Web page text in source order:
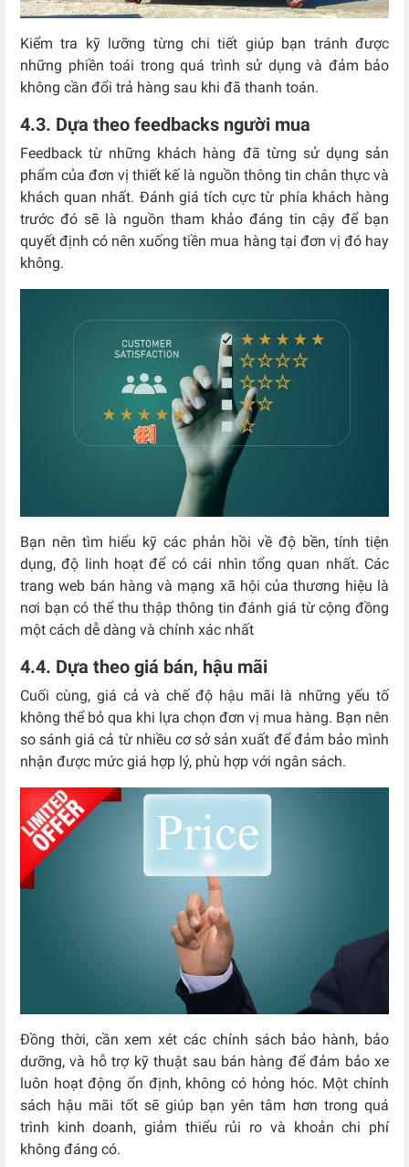
Kiểm tra kỹ lưỡng từng chi tiết giúp bạn tránh được
những phiền toái trong quá trình sử dụng và đảm bảo
không cần đổi trả hàng sau khi đã thanh toán.
4.3. Dựa theo feedbacks người mua
Feedback từ những khách hàng đã từng sử dụng sản
phẩm của đơn vị thiết kế là nguồn thông tin chân thực và
khách quan nhất. Đánh giá tích cực từ phía khách hàng
trước đó sẽ là nguồn tham khảo đáng tin cậy để bạn
quyết định có nên xuống tiền mua hàng tại đơn vị đó hay
không.
Bạn nên tìm hiểu kỹ các phản hồi về độ bền, tính tiện
dụng, độ linh hoạt để có cái nhìn tổng quan nhất. Các
trang web bán hàng và mạng xã hội của thương hiệu là
nơi bạn có thể thu thập thông tin đánh giá từ cộng đồng
một cách dễ dàng và chính xác nhất
4.4. Dựa theo giá bán, hậu mãi
Cuối cùng, giá cả và chế độ hậu mãi là những yếu tố
không thể bỏ qua khi lựa chọn đơn vị mua hàng. Bạn nên
so sánh giá cả từ nhiều cơ sở sản xuất để đảm bảo mình
nhận được mức giá hợp lý, phù hợp với ngân sách.
Đồng thời, cần xem xét các chính sách bảo hành, bảo
dưỡng, và hỗ trợ kỹ thuật sau bán hàng để đảm bảo xe
luôn hoạt động ổn định, không có hỏng hóc. Một chính
sách hậu mãi tốt sẽ giúp bạn yên tâm hơn trong quá
trình kinh doanh, giảm thiểu rủi ro và khoản chi phí
không đáng có.